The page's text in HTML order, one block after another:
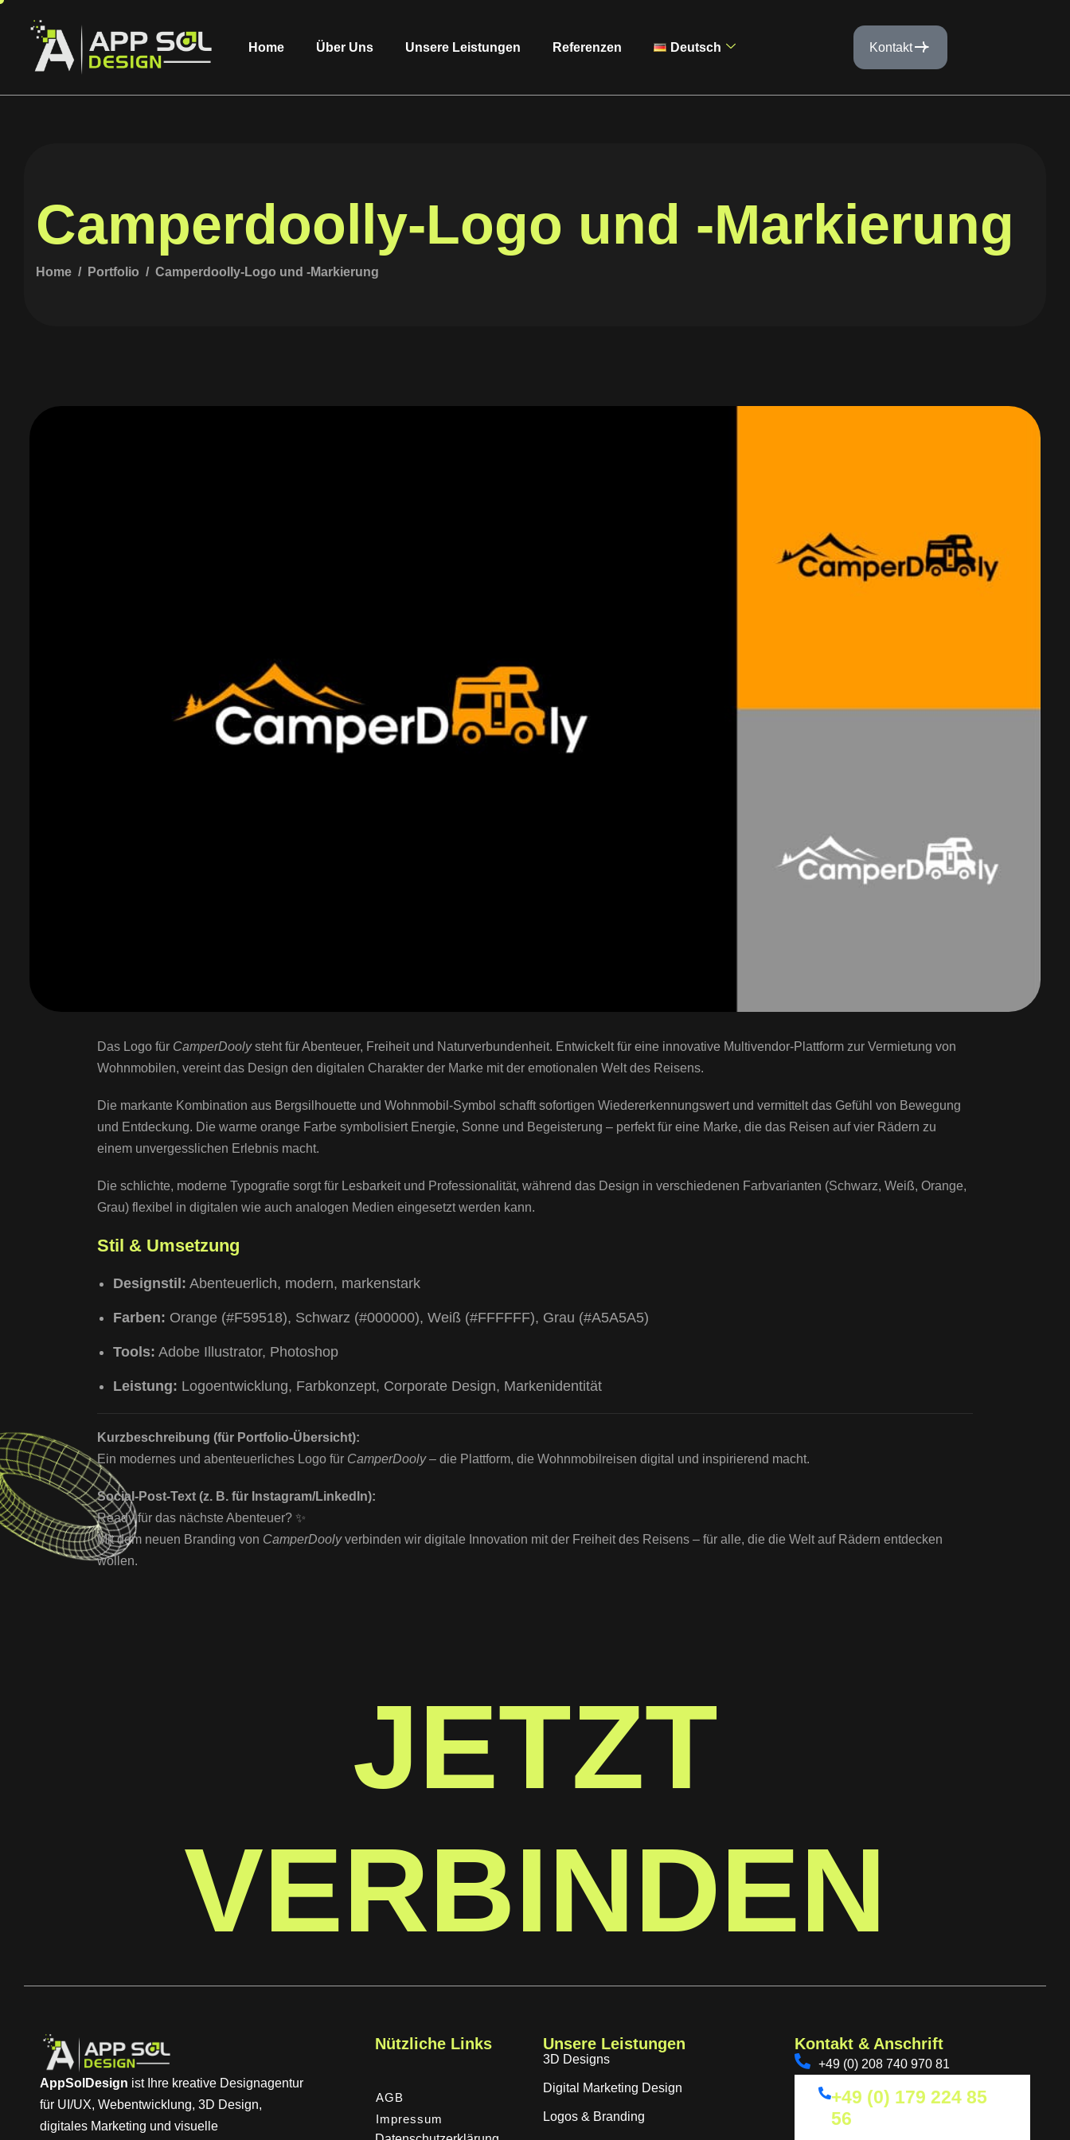
Home Über Uns Unsere Leistungen Referenzen Deutsch Kontakt
Camperdoolly-Logo und -Markierung
Home Portfolio Camperdoolly-Logo und -Markierung
Das Logo für CamperDoolysteht für Abenteuer, Freiheit und Naturverbundenheit. Entwickelt für eine innovative Multivendor-Plattform zur Vermietung von
Wohnmobilen, vereint das Design den digitalen Charakter der Marke mit der emotionalen Welt des Reisens.
Die markante Kombination aus Bergsilhouette und Wohnmobil-Symbol schafft sofortigen Wiedererkennungswert und vermittelt das Gefühl von Bewegung
und Entdeckung. Die warme orange Farbe symbolisiert Energie, Sonne und Begeisterung – perfekt für eine Marke, die das Reisen auf vier Rädern zu
einem unvergesslichen Erlebnis macht.
Die schlichte, moderne Typografie sorgt für Lesbarkeit und Professionalität, während das Design in verschiedenen Farbvarianten (Schwarz, Weiß, Orange,
Grau) flexibel in digitalen wie auch analogen Medien eingesetzt werden kann.
Stil & Umsetzung
Designstil: Abenteuerlich, modern, markenstark
Farben: Orange (#F59518), Schwarz (#000000), Weiß (#FFFFFF), Grau (#A5A5A5)
Tools: Adobe Illustrator, Photoshop
Leistung: Logoentwicklung, Farbkonzept, Corporate Design, Markenidentität
Kurzbeschreibung (für Portfolio-Übersicht):
Ein modernes und abenteuerliches Logo für CamperDooly– die Plattform, die Wohnmobilreisen digital und inspirierend macht.
Social-Post-Text (z. B. für Instagram/LinkedIn):
Ready für das nächste Abenteuer? ✨
Mit dem neuen Branding von CamperDoolyverbinden wir digitale Innovation mit der Freiheit des Reisens – für alle, die die Welt auf Rädern entdecken
wollen.
JETZT
VERBINDEN
AppSolDesign ist Ihre kreative Designagentur
für UI/UX, Webentwicklung, 3D Design,
digitales Marketing und visuelle
Nützliche Links
AGB
Impressum
Unsere Leistungen
3D Designs
Digital Marketing Design
Logos & Branding
Kontakt & Anschrift
+49 (0) 208 740 970 81
+49 (0) 179 224 85
56